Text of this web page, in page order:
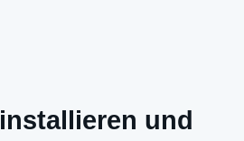
und